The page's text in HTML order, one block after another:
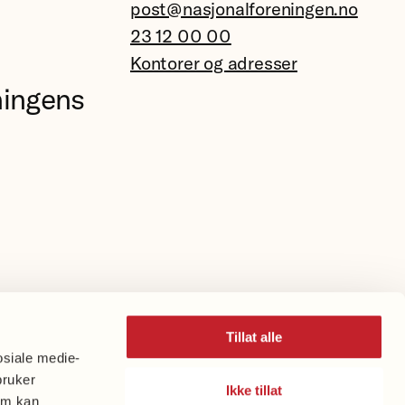
medie-
kan
Tillat alle
Ikke tillat
post@nasjonalforeningen.no
23 12 00 00
Kontorer og adresser